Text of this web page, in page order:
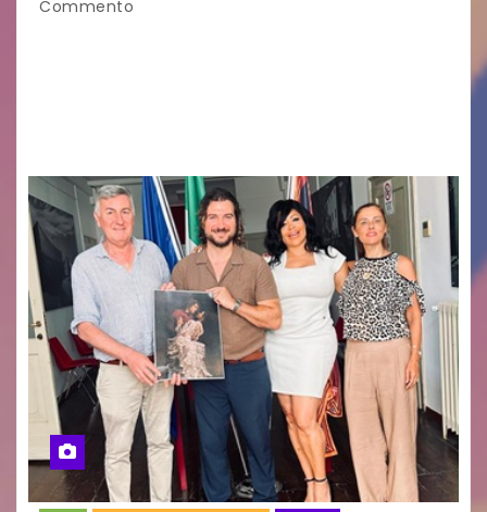
Commento